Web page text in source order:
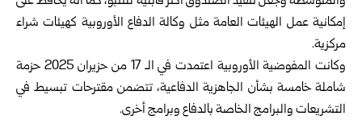
إمكانية عمل الهيئات العامة مثل وكالة الدفاع الأوروبية كهيئات شراء
مركزية.
وكانت المفوضية الأوروبية اعتمدت في الـ 17 من حزيران 2025 حزمة
شاملة خامسة بشأن الجاهزية الدفاعية، تتضمن مقترحات تبسيط في
التشريعات والبرامج الخاصة بالدفاع وبرامج أخرى.